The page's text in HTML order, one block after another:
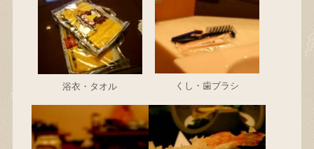
浴衣・タオル くし・歯ブラシ